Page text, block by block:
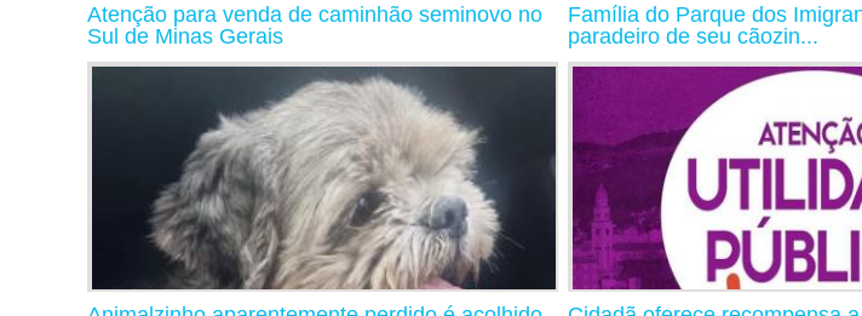
Atenção para venda de caminhão seminovo no
Sul de Minas Gerais
Família do Parque dos
paradeiro de seu cãozin...